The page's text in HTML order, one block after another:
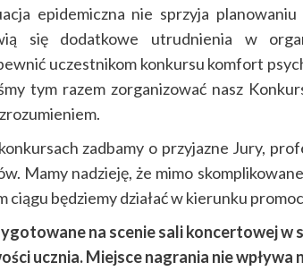
epidemiczna nie sprzyja
się dodatkowe utrudnienia w
uczestnikom konkursu komfort
tym razem zorganizować nasz
zadbamy o przyjazne Jury,
Mamy nadzieję, że mimo
ciągu będziemy działać w kierunku
na scenie sali koncertowej w
ucznia. Miejsce nagrania nie wpływa